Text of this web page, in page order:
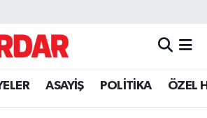
ASAYİŞ POLİTİKA ÖZEL